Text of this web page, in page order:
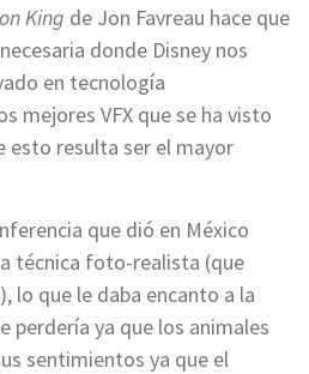
King de Jon Favreau hace que
donde Disney nos
en tecnología
mejores VFX que se ha visto
esto resulta ser el mayor
que dió en México
técnica foto-realista (que
lo que le daba encanto a la
perdería ya que los animales
sentimientos ya que el